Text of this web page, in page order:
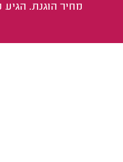
מחיר הוגנת.